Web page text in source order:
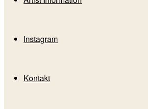
Instagram
Kontakt